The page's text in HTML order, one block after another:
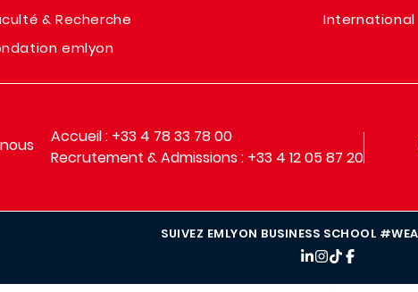
& Recherche
emlyon
International
Accueil : +33 4 78 33 78 00
Recrutement & Admissions : +33 4 12 05 87 20
SUIVEZ EMLYON BUSINESS SCHOOL